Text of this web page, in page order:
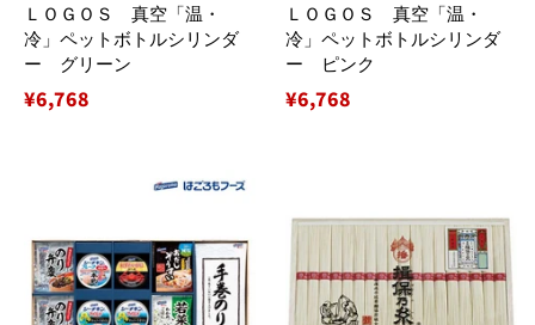
ＬＯＧＯＳ 真空「温・
冷」ペットボトルシリンダ
ー グリーン
通
¥6,768
ＬＯＧＯＳ 真空「温・
冷」ペットボトルシリンダ
ー ピンク
通
¥6,768